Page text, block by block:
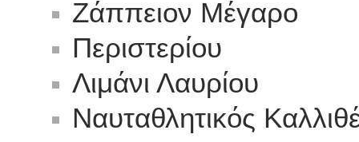
Ζάππειον Μέγαρο
Περιστερίου
Λιμάνι Λαυρίου
Ναυταθλητικός